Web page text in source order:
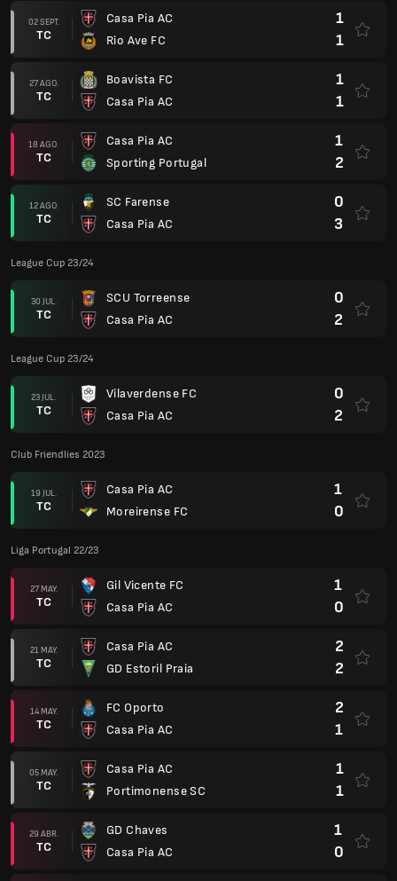
02 SEPT.
TC
Casa Pia AC
Rio Ave FC
1
1
27 AGO.
TC
Boavista FC
Casa Pia AC
1
1
18 AGO.
TC
Casa Pia AC
Sporting Portugal
1
2
12 AGO.
TC
SC Farense
Casa Pia AC
0
3
League Cup 23/24
30 JUL.
TC
SCU Torreense
Casa Pia AC
0
2
League Cup 23/24
23 JUL.
TC
Vilaverdense FC
Casa Pia AC
0
2
Club Friendlies 2023
19 JUL.
TC
Casa Pia AC
Moreirense FC
1
0
Liga Portugal 22/23
27 MAY.
TC
Gil Vicente FC
Casa Pia AC
1
0
21 MAY.
TC
Casa Pia AC
GD Estoril Praia
2
2
14 MAY.
TC
FC Oporto
Casa Pia AC
2
1
05 MAY.
TC
Casa Pia AC
Portimonense SC
1
1
29 ABR.
TC
GD Chaves
Casa Pia AC
1
0